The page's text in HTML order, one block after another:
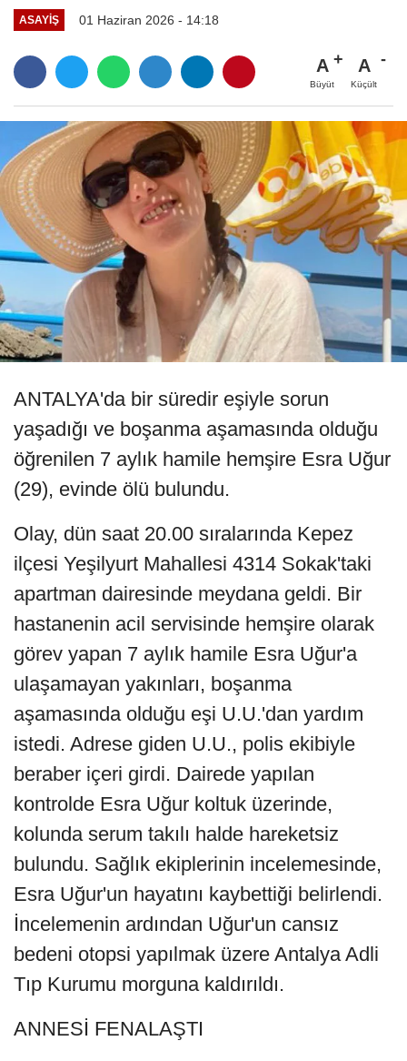
ASAYIŞ 01 Haziran 2026 - 14:18
A
Büyüt
A
Küçült
ANTALYA'da bir süredir eşiyle sorun
yaşadığı ve boşanma aşamasında olduğu
öğrenilen 7 aylık hamile hemşire Esra Uğur
(29), evinde ölü bulundu.
Olay, dün saat 20.00 sıralarında Kepez
ilçesi Yeşilyurt Mahallesi 4314 Sokak'taki
apartman dairesinde meydana geldi. Bir
hastanenin acil servisinde hemşire olarak
görev yapan 7 aylık hamile Esra Uğur'a
ulaşamayan yakınları, boşanma
aşamasında olduğu eşi U.U.'dan yardım
istedi. Adrese giden U.U., polis ekibiyle
beraber içeri girdi. Dairede yapılan
kontrolde Esra Uğur koltuk üzerinde,
kolunda serum takılı halde hareketsiz
bulundu. Sağlık ekiplerinin incelemesinde,
Esra Uğur'un hayatını kaybettiği belirlendi.
İncelemenin ardından Uğur'un cansız
bedeni otopsi yapılmak üzere Antalya Adli
Tıp Kurumu morguna kaldırıldı.
ANNESİ FENALAŞTI